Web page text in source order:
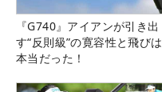
『G740』アイアンが引き出
す“反則級”の寛容性と飛びは
本当だった！